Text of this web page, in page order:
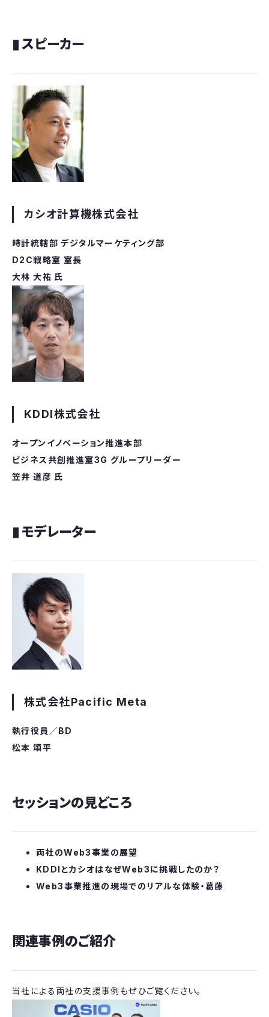
▮ スピーカー
カシオ計算機株式会社
時計統轄部 デジタルマーケティング部
D2C戦略室 室長
大林 大祐 氏
KDDI株式会社
オープンイノベーション推進本部
ビジネス共創推進室3G グループリーダー
笠井 道彦 氏
▮ モデレーター
株式会社Pacific Meta
執行役員／BD
松本 頌平
セッションの見どころ
両社のWeb3事業の展望
KDDIとカシオはなぜWeb3に挑戦したのか？
Web3事業推進の現場でのリアルな体験・葛藤
関連事例のご紹介
当社による両社の支援事例もぜひご覧ください。